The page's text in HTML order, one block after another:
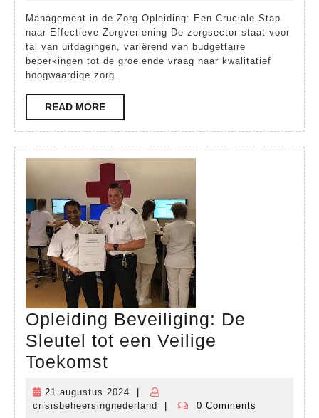
de
Zorg
Opleiding
Management in de Zorg Opleiding: Een Cruciale Stap
naar Effectieve Zorgverlening De zorgsector staat voor
tal van uitdagingen, variërend van budgettaire
beperkingen tot de groeiende vraag naar kwalitatief
hoogwaardige zorg.
READ MOREREAD
MORE
Opleiding Beveiliging: De
Sleutel tot een Veilige
Toekomst
Beveiliging:
De
21 augustus 2024
21
augustus
crisisbeheersingnederland
crisisbeheersingnederland
0 Comments